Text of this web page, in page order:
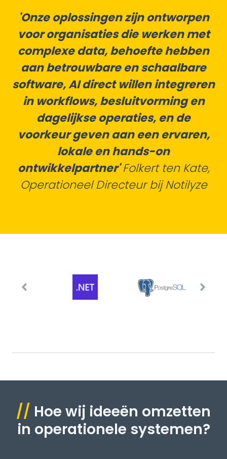
'Onze oplossingen zijn ontworpen
voor organisaties die werken met
complexe data, behoefte hebben
aan betrouwbare en schaalbare
software, AI direct willen integreren
in workflows, besluitvorming en
dagelijkse operaties, en de
voorkeur geven aan een ervaren,
lokale en hands-on
ontwikkelpartner'Folkert ten Kate,
Operationeel Directeur bij Notilyze
// Hoe wij ideeën omzetten
in operationele systemen?